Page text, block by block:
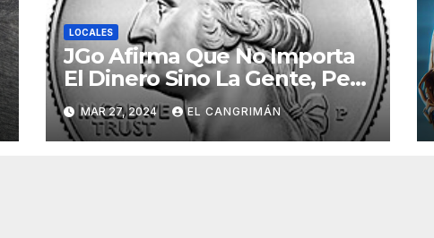
LOCALES
JGo Afirma Que No Importa
El Dinero Sino La Gente, Pero
Pregunta: «¿De Verdad No
Tendrán Una Pejetita?»
MAR 27, 2024 EL CANGRIMÁN